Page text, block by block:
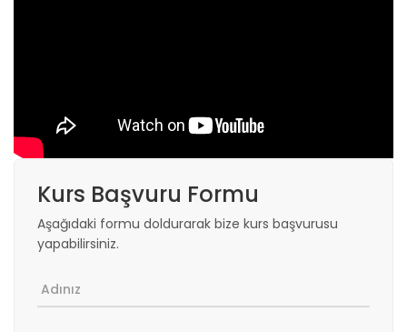
Kurs Başvuru Formu
Aşağıdaki formu doldurarak bize kurs başvurusu
yapabilirsiniz.
Adınız